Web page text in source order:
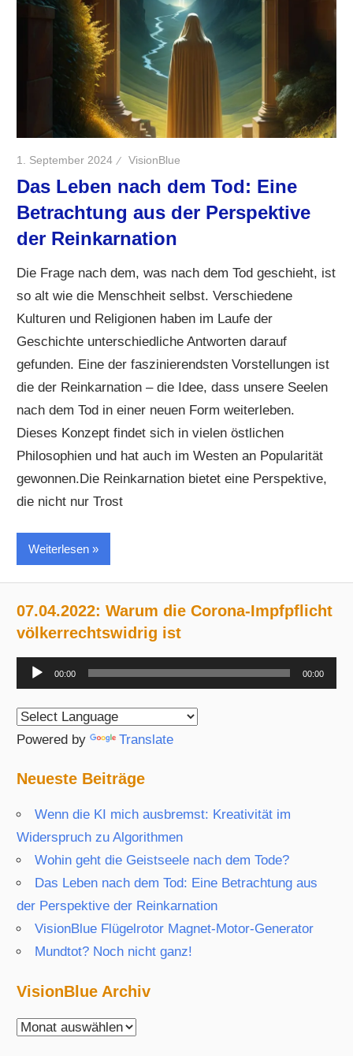
1. September 2024 VisionBlue
Das Leben nach dem Tod: Eine
Betrachtung aus der Perspektive
der Reinkarnation
Die Frage nach dem, was nach dem Tod geschieht, ist
so alt wie die Menschheit selbst. Verschiedene
Kulturen und Religionen haben im Laufe der
Geschichte unterschiedliche Antworten darauf
gefunden. Eine der faszinierendsten Vorstellungen ist
die der Reinkarnation – die Idee, dass unsere Seelen
nach dem Tod in einer neuen Form weiterleben.
Dieses Konzept findet sich in vielen östlichen
Philosophien und hat auch im Westen an Popularität
gewonnen.Die Reinkarnation bietet eine Perspektive,
die nicht nur Trost
Weiterlesen
07.04.2022: Warum die Corona-Impfpflicht
völkerrechtswidrig ist
Audio-
Player
00:00 00:00
Powered by Translate
Neueste Beiträge
Wenn die KI mich ausbremst: Kreativität im
Widerspruch zu Algorithmen
Wohin geht die Geistseele nach dem Tode?
Das Leben nach dem Tod: Eine Betrachtung aus
der Perspektive der Reinkarnation
VisionBlue Flügelrotor Magnet-Motor-Generator
Mundtot? Noch nicht ganz!
VisionBlue Archiv
VisionBlue